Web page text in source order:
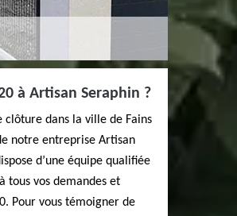
à Artisan Seraphin ?
clôture dans la ville de Fains
notre entreprise Artisan
d’une équipe qualifiée
tous vos demandes et
Pour vous témoigner de